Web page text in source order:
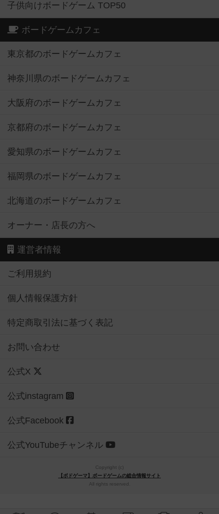
子供向けボードゲーム TOP50
ボードゲームカフェ
東京都のボードゲームカフェ
神奈川県のボードゲームカフェ
大阪府のボードゲームカフェ
京都府のボードゲームカフェ
愛知県のボードゲームカフェ
福岡県のボードゲームカフェ
北海道のボードゲームカフェ
オーナー・店長の方へ
運営者情報
ご利用規約
個人情報保護方針
特定商取引法に基づく表記
お問い合わせ
公式X
公式instagram
公式Facebook
公式YouTubeチャンネル
Copyright (c)
【ボドゲーマ】ボードゲームの総合情報サイト
All rights reserved.